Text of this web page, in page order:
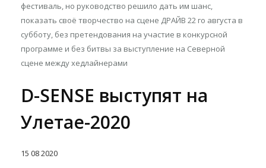
фестиваль, но руководство решило дать им шанс,
показать своё творчество на сцене ДРАЙВ 22 го августа в
субботу, без претендования на участие в конкурсной
программе и без битвы за выступление на Северной
сцене между хедлайнерами
D-SENSE выступят на
Улетае-2020
15 082020